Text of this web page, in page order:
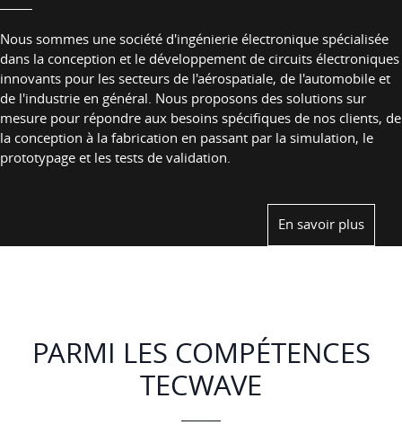
Nous sommes une société d'ingénierie électronique spécialisée
dans la conception et le développement de circuits électroniques
innovants pour les secteurs de l'aérospatiale, de l'automobile et
de l'industrie en général. Nous proposons des solutions sur
mesure pour répondre aux besoins spécifiques de nos clients, de
la conception à la fabrication en passant par la simulation, le
prototypage et les tests de validation.
En savoir plus
PARMI LES COMPÉTENCES
TECWAVE